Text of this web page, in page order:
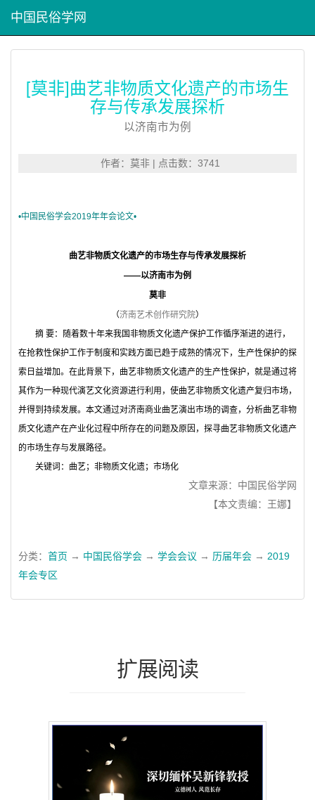
中国民俗学网
[莫非]曲艺非物质文化遗产的市场生
存与传承发展探析
以济南市为例
作者：莫非 | 点击数：3741
•中国民俗学会2019年年会论文•
曲艺非物质文化遗产的市场生存与传承发展探析
——以济南市为例
莫非
（济南艺术创作研究院）
摘 要：随着数十年来我国非物质文化遗产保护工作循序渐进的进行，
在抢救性保护工作于制度和实践方面已趋于成熟的情况下，生产性保护的探
索日益增加。在此背景下，曲艺非物质文化遗产的生产性保护，就是通过将
其作为一种现代演艺文化资源进行利用，使曲艺非物质文化遗产复归市场，
并得到持续发展。本文通过对济南商业曲艺演出市场的调查，分析曲艺非物
质文化遗产在产业化过程中所存在的问题及原因，探寻曲艺非物质文化遗产
的市场生存与发展路径。
关键词： 曲艺；非物质文化遗；市场化
文章来源：中国民俗学网
【本文责编：王娜】
分类： 首页 → 中国民俗学会 → 学会会议 → 历届年会 → 2019
年会专区
扩展阅读